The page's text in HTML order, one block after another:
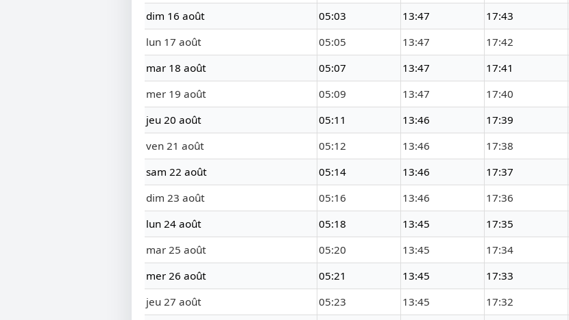
dim 16 août
05:03 13:47 17:43
lun 17 août
05:05 13:47 17:42
mar 18 août
05:07 13:47 17:41
mer 19 août
05:09 13:47 17:40
jeu 20 août
05:11 13:46 17:39
ven 21 août
05:12 13:46 17:38
sam 22 août
05:14 13:46 17:37
dim 23 août
05:16 13:46 17:36
lun 24 août
05:18 13:45 17:35
mar 25 août
05:20 13:45 17:34
mer 26 août
05:21 13:45 17:33
jeu 27 août
05:23 13:45 17:32